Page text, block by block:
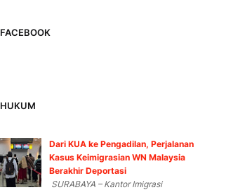
FACEBOOK
HUKUM
Dari KUA ke Pengadilan, Perjalanan
Kasus Keimigrasian WN Malaysia
Berakhir Deportasi
SURABAYA – Kantor Imigrasi